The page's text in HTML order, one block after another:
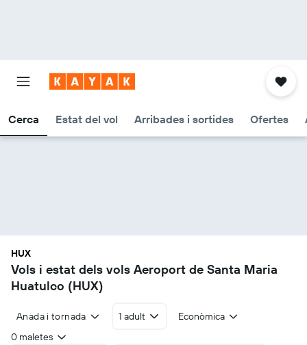
Cerca Estat del vol Arribades i sortides Ofertes
HUX
Vols i estat dels vols Aeroport de Santa Maria
Huatulco (HUX)
Anada i tornada 1 adult
Econòmica
0 maletes